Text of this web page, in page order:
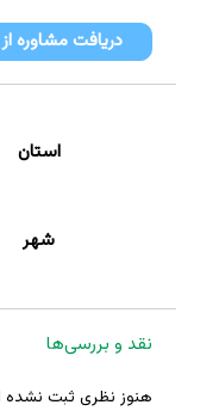
دریافت مشاوره
استان
شهر
نقد و بررسی‌ها
هنوز نظری ثبت